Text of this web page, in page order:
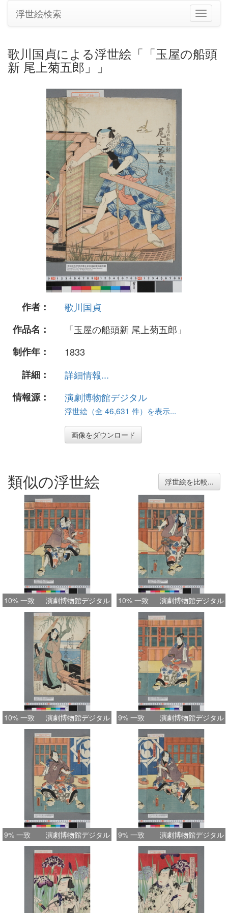
ナ
ビ
シ
浮世絵検索
歌川国貞による浮世絵「「玉屋の船頭
新 尾上菊五郎」」
作者：
歌川国貞
作品名：
「玉屋の船頭新 尾上菊五郎」
制作年：
1833
詳細：
詳細情報...
情報源：
演劇博物館デジタル
浮世絵（全 46,631 件）を表示...
画像をダウンロード
類似の浮世絵 浮世絵を比較...
10% 一致 演劇博物館デジタル 10% 一致 演劇博物館デジタル
10% 一致 演劇博物館デジタル 9% 一致 演劇博物館デジタル
9% 一致 演劇博物館デジタル 9% 一致 演劇博物館デジタル